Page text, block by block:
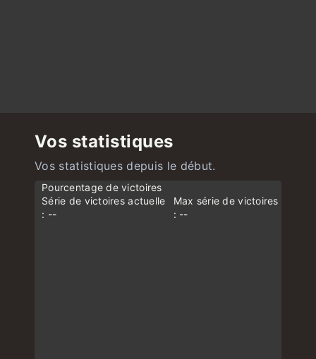
Vos statistiques
Vos statistiques depuis le début.
Pourcentage de victoires
Série de victoires actuelle
: --
Max série de victoires
: --